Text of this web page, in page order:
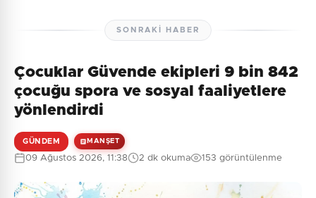
SONRAKI HABER
Çocuklar Güvende ekipleri 9 bin 842
çocuğu spora ve sosyal faaliyetlere
yönlendirdi
GÜNDEM MANŞET
09 Ağustos 2026, 11:38 2 dk okuma 153 görüntülenme